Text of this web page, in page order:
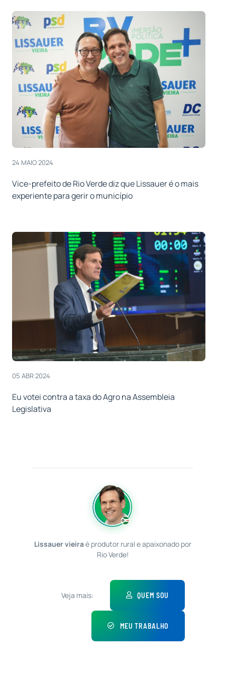
24 MAIO 2024
Vice-prefeito de Rio Verde diz que Lissauer é o mais
experiente para gerir o município
05 ABR 2024
Eu votei contra a taxa do Agro na Assembleia
Legislativa
Lissauer vieiraé produtor rural e apaixonado por
Rio Verde!
Veja mais: QUEM SOU
MEU TRABALHO